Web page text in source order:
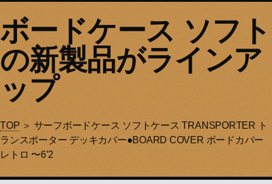
ボードケース ソフト
の新製品がラインア
ップ
TOP ＞ サーフボードケース ソフトケース TRANSPORTER ト
ランスポーター デッキカバー●BOARD COVER ボードカバー
レトロ 〜6’2